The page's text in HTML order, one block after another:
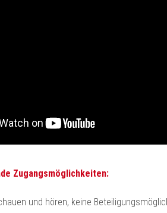
Zugangsmöglichkeiten:
und hören, keine